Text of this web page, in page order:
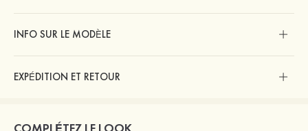
INFO SUR LE MODÈLE
EXPÉDITION ET RETOUR